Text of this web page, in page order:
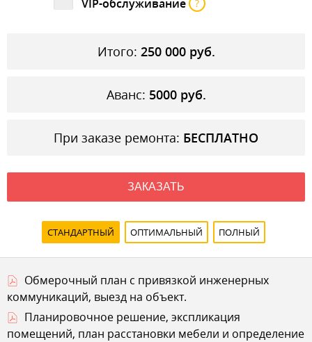
VIP-обслуживание ?
Итого: 250 000 руб.
Аванс: 5000 руб.
При заказе ремонта: БЕСПЛАТНО
ЗАКАЗАТЬ
СТАНДАРТНЫЙ ОПТИМАЛЬНЫЙ ПОЛНЫЙ
Обмерочный план с привязкой инженерных
коммуникаций, выезд на объект.
Планировочное решение, экспликация
помещений, план расстановки мебели и определение